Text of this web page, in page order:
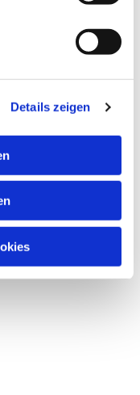
Details zeigen